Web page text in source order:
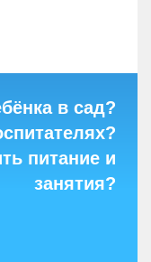
в сад?
питание и
занятия?